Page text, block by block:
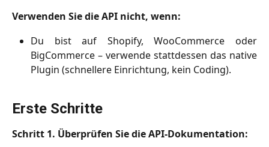
Verwenden Sie die API nicht, wenn:
Du bist auf Shopify, WooCommerce oder
BigCommerce – verwende stattdessen das native
Plugin (schnellere Einrichtung, kein Coding).
Erste Schritte
Schritt 1. Überprüfen Sie die API-Dokumentation: